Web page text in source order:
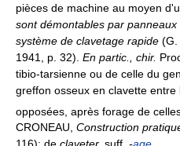
pièces de machine au moyen
sont démontables par
système de clavetage rapide (G.
1941, p. 32). En partic., chir.
tibio-tarsienne ou de celle du
greffon osseux en clavette
opposées, après forage de
CRONEAU, Construction